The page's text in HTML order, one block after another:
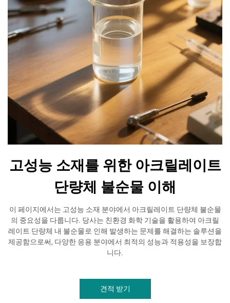
고성능 소재를 위한 아크릴레이트
단량체 불순물 이해
이 페이지에서는 고성능 소재 분야에서 아크릴레이트 단량체 불순물
의 중요성을 다룹니다. 당사는 친환경 화학 기술을 활용하여 아크릴
레이트 단량체 내 불순물로 인해 발생하는 문제를 해결하는 솔루션을
제공함으로써, 다양한 응용 분야에서 최적의 성능과 적용성을 보장합
니다.
견적 받기